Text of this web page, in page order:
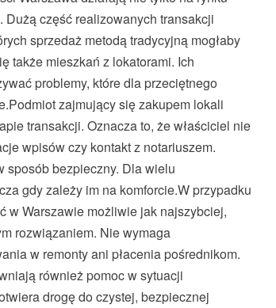
część realizowanych transakcji
sprzedaż metodą tradycyjną mogłaby
także mieszkań z lokatorami. Ich
problemy, które dla przeciętnego
zajmujący się zakupem lokali
transakcji. Oznacza to, że właściciel nie
wpisów czy kontakt z notariuszem.
sposób bezpieczny. Dla wielu
gdy zależy im na komforcie.W przypadku
w Warszawie możliwie jak najszybciej,
rozwiązaniem. Nie wymaga
w remonty ani płacenia pośrednikom.
również pomoc w sytuacji
drogę do czystej, bezpiecznej